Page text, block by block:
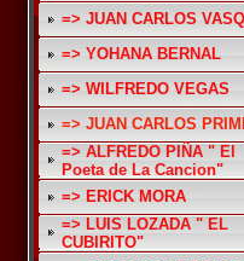
=> JUAN CARLOS
=> YOHANA BERNAL
=> WILFREDO VEGAS
=> JUAN CARLOS
=> ALFREDO PIÑA " El
Poeta de La Cancion"
=> ERICK MORA
=> LUIS LOZADA " EL
CUBIRITO"